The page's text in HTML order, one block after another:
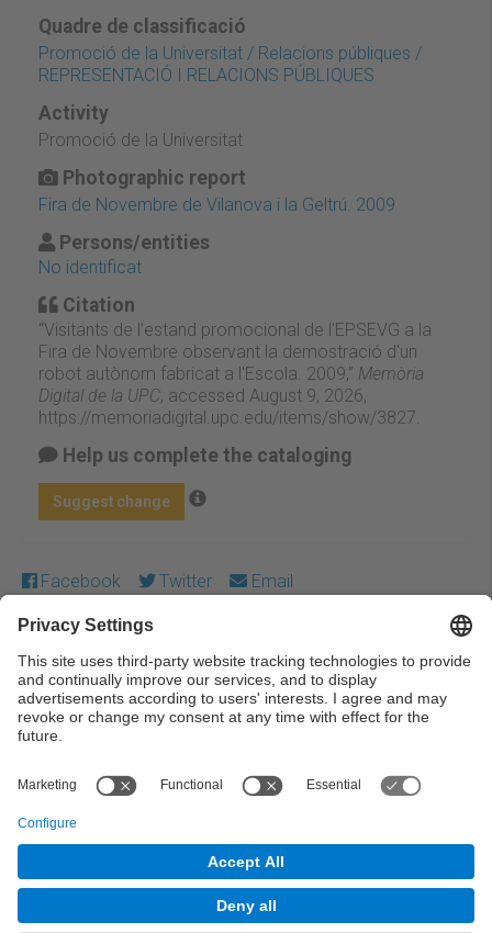
Quadre de classificació
Promoció de la Universitat / Relacions públiques /
REPRESENTACIÓ I RELACIONS PÚBLIQUES
Activity
Promoció de la Universitat
Photographic report
Fira de Novembre de Vilanova i la Geltrú. 2009
Persons/entities
No identificat
Citation
“Visitants de l'estand promocional de l'EPSEVG a la
Fira de Novembre observant la demostració d'un
robot autònom fabricat a l'Escola. 2009,” Memòria
Digital de la UPC, accessed August 9, 2026,
https://memoriadigital.upc.edu/items/show/3827
Help us complete the cataloging
Suggest change
Facebook Twitter Email
Except where otherwise noted, content on this work is
licensed under a Creative Commons license:Attribution-
NonCommercial-NoDerivs 3.0 Spain
© UPC Universitat Politècnica de Catalunya ·